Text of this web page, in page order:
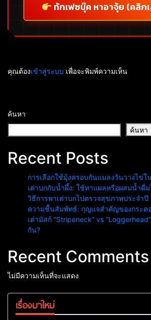
ทักเฟซบุ๊ค หาอาจุ้ย (คลิก
คุณต้องเข้าสู่ระบบ เพื่อจะพิมพ์ความเห็น
ค้นหา
ค้นหา
Recent Posts
การเลือกใช้มุ้งครอบกันแมลงวันวางไข่ใ
เต่าบกกับน้ำผึ้ง: ใช้ทาแผลหรือผสมน้ำดื่ม
วิธีการพาเต่าบกไปตรวจสุขภาพประจำปี
ความชื้นสัมพัทธ์: กุญแจสำคัญของกระดอ
เต่ามัสก์ “Stripeneck” vs
กัน?
Recent Comments
ไม่มีความเห็นที่จะแสดง
เรื่องมาใหม่